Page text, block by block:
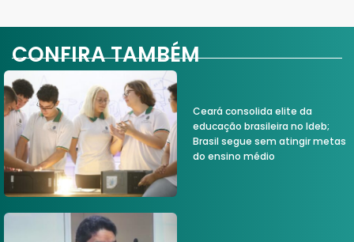
CONFIRA TAMBÉM
Ceará consolida elite da
educação brasileira no Ideb;
Brasil segue sem atingir metas
do ensino médio